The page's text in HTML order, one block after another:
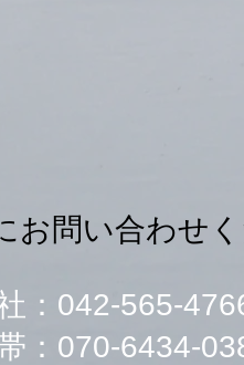
お問い合わせく
：042-565-
：070-6434-